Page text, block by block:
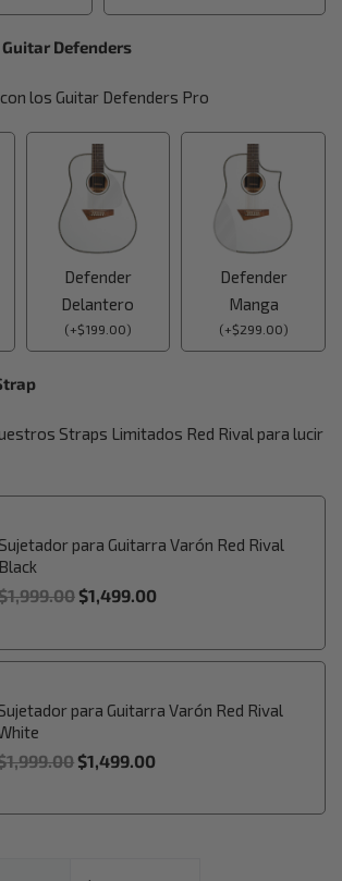
Defenders
los Guitar Defenders Pro
Defender
Delantero
(+$199.00)
Defender
Manga
(+$299.00)
Straps Limitados Red Rival para lucir
Sujetador para Guitarra Varón Red Rival
Black
1,999.00$1,499.00
para Guitarra Varón Red Rival
1,999.00$1,499.00